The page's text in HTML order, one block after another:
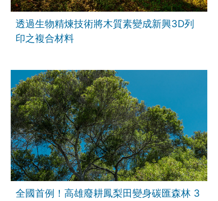
透過生物精煉技術將木質素變成新興3D列
印之複合材料
全國首例！高雄廢耕鳳梨田變身碳匯森林 3